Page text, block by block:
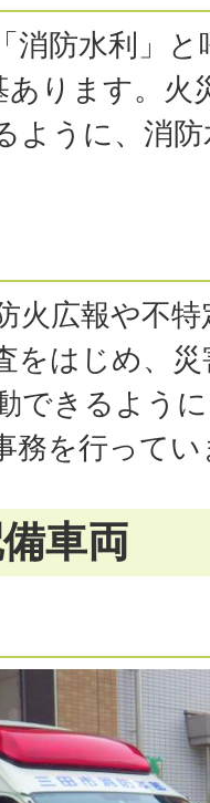
消防水利」
ります。火
ように、消
火広報や不
をはじめ、
できるよう
務を行って
車両